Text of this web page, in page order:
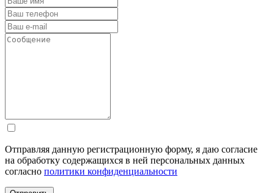
Отправляя данную регистрационную форму, я даю согласие
на обработку содержащихся в ней персональных данных
согласно политики конфиденциальности